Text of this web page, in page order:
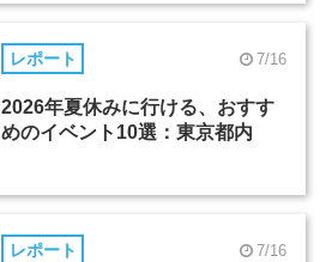
レポート 7/16
2026年夏休みに行ける、おすす
めのイベント10選：東京都内
レポート 7/16